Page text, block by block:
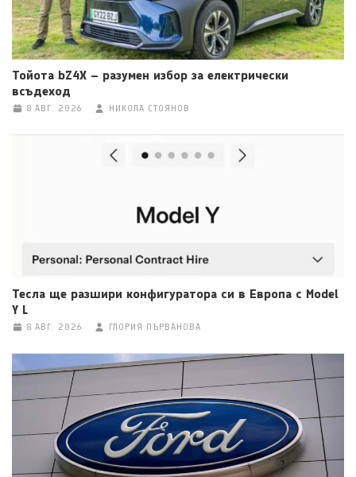
Тойота bZ4X – разумен избор за електрически
всъдеход
8 АВГ. 2026 НИКОЛА СТОЯНОВ
Тесла ще разшири конфигуратора си в Европа с Model
Y L
8 АВГ. 2026 ГЛОРИЯ ПЪРВАНОВА